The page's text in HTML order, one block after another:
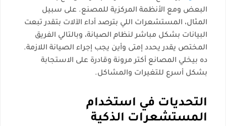
البعض ومع الأنظمة المركزية للمصنع. على سبيل
المثال، المستشعرات اللي بترصد أداء الآلات بتقدر تبعت
البيانات بشكل مباشر لنظام الصيانة، وبالتالي الفريق
المختص يقدر يحدد إمتى وأين يجب إجراء الصيانة اللازمة.
ده بيخلي المصانع أكتر مرونة وقادرة على الاستجابة
بشكل أسرع للتغيرات والمشاكل.
التحديات في استخدام
المستشعرات الذكية